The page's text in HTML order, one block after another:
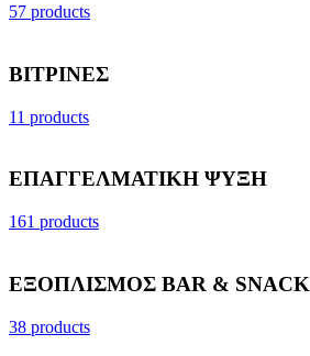
57 products
ΒΙΤΡΙΝΕΣ
11 products
ΕΠΑΓΓΕΛΜΑΤΙΚΗ ΨΥΞΗ
161 products
ΕΞΟΠΛΙΣΜΟΣ BAR & SNACK
38 products